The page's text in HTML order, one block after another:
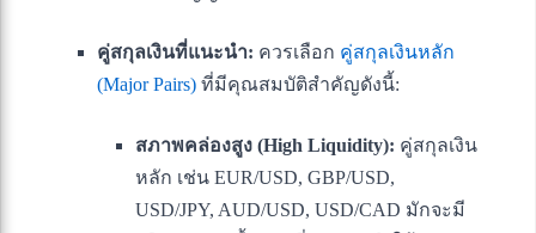
คู่สกุลเงินที่แนะนำ: ควรเลือก คู่สกุลเงินหลัก
(Major Pairs) ที่มีคุณสมบัติสำคัญดังนี้:
สภาพคล่องสูง (High Liquidity): คู่สกุลเงิน
หลัก เช่น EUR/USD, GBP/USD,
USD/JPY, AUD/USD, USD/CAD มักจะมี